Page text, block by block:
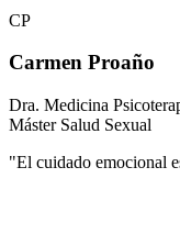
CP
Carmen Proaño
Dra. Medicina
Máster Salud Sexual
"El cuidado emocional